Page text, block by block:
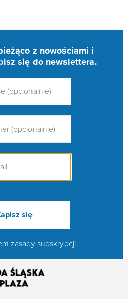
z nowościami i
się do newslettera.
zasady subskrypcji